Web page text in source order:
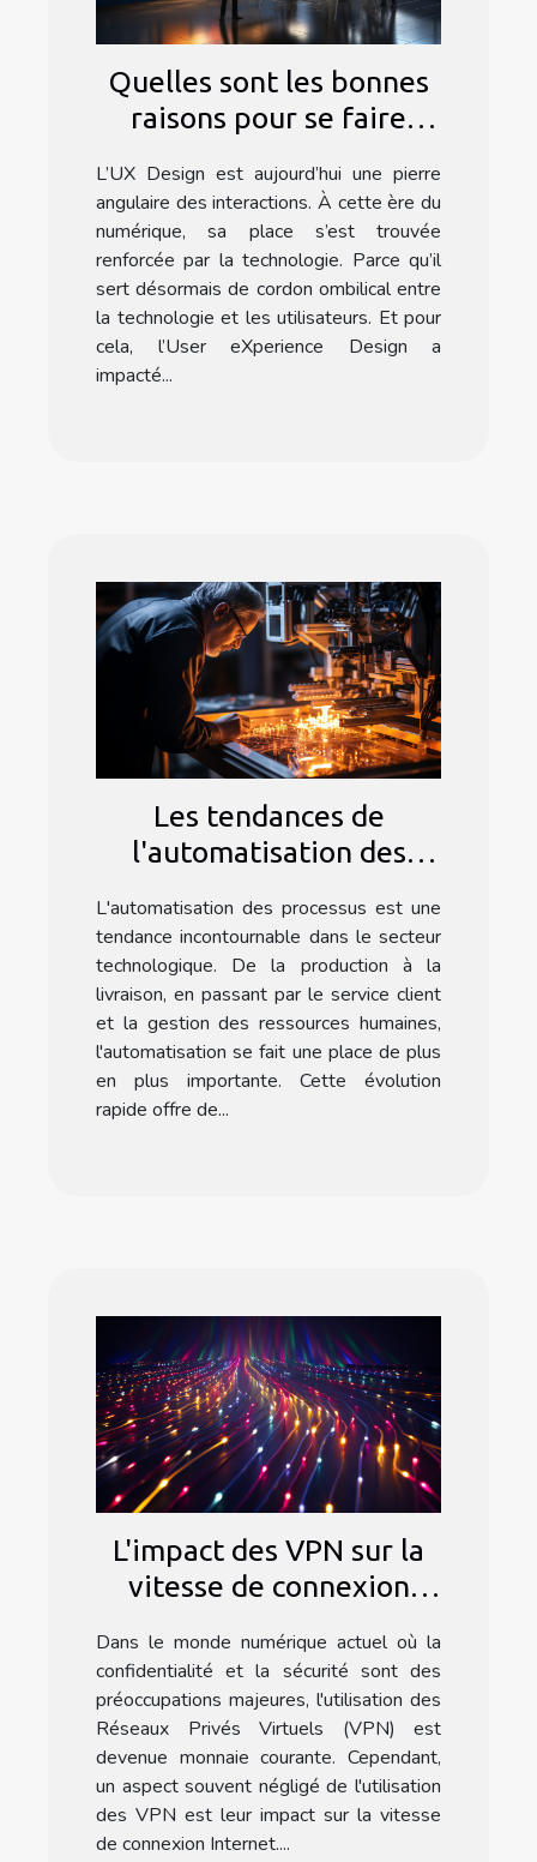
Quelles sont les bonnes
raisons pour se faire
L’UX Design est aujourd’hui une pierre
angulaire des interactions. À cette ère du
numérique, sa place s’est trouvée
renforcée par la technologie. Parce qu’il
sert désormais de cordon ombilical entre
la technologie et les utilisateurs. Et pour
cela, l’User eXperience Design a
impacté...
Les tendances de
l'automatisation des
technologique avec
Formation Make
L'automatisation des processus est une
tendance incontournable dans le secteur
technologique. De la production à la
livraison, en passant par le service client
et la gestion des ressources humaines,
l'automatisation se fait une place de plus
en plus importante. Cette évolution
rapide offre de...
L'impact des VPN sur la
vitesse de connexion
Dans le monde numérique actuel où la
confidentialité et la sécurité sont des
préoccupations majeures, l'utilisation des
Réseaux Privés Virtuels (VPN) est
devenue monnaie courante. Cependant,
un aspect souvent négligé de l'utilisation
des VPN est leur impact sur la vitesse
de connexion Internet....